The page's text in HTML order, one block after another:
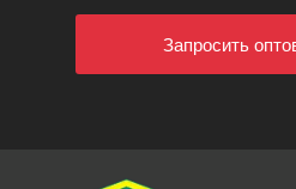
Запросить